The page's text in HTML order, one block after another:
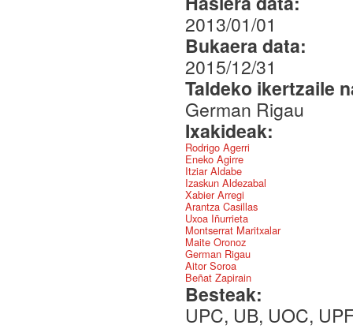
2013/01/01
Bukaera data:
2015/12/31
Taldeko ikertzaile
German Rigau
Ixakideak:
Rodrigo Agerri
Eneko Agirre
Itziar Aldabe
Izaskun Aldezabal
Xabier Arregi
Arantza Casillas
Uxoa Iñurrieta
Montserrat Maritxalar
Maite Oronoz
German Rigau
Aitor Soroa
Beñat Zapirain
Besteak:
UPC, UB, UOC,